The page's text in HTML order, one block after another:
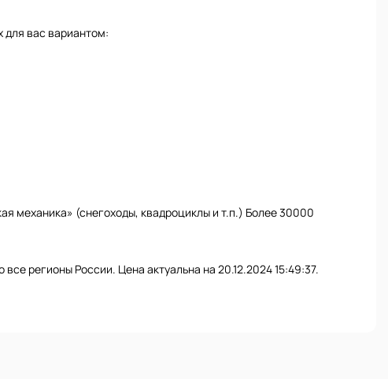
для вас вариантом:
механика» (снегоходы, квадроциклы и т.п.) Более 30000
все регионы России. Цена актуальна на 20.12.2024 15:49:37.